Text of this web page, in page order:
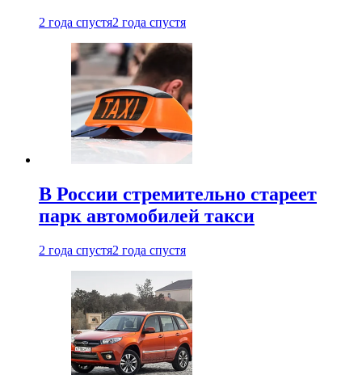
2 года спустя2 года спустя
В России стремительно стареет
парк автомобилей такси
2 года спустя2 года спустя